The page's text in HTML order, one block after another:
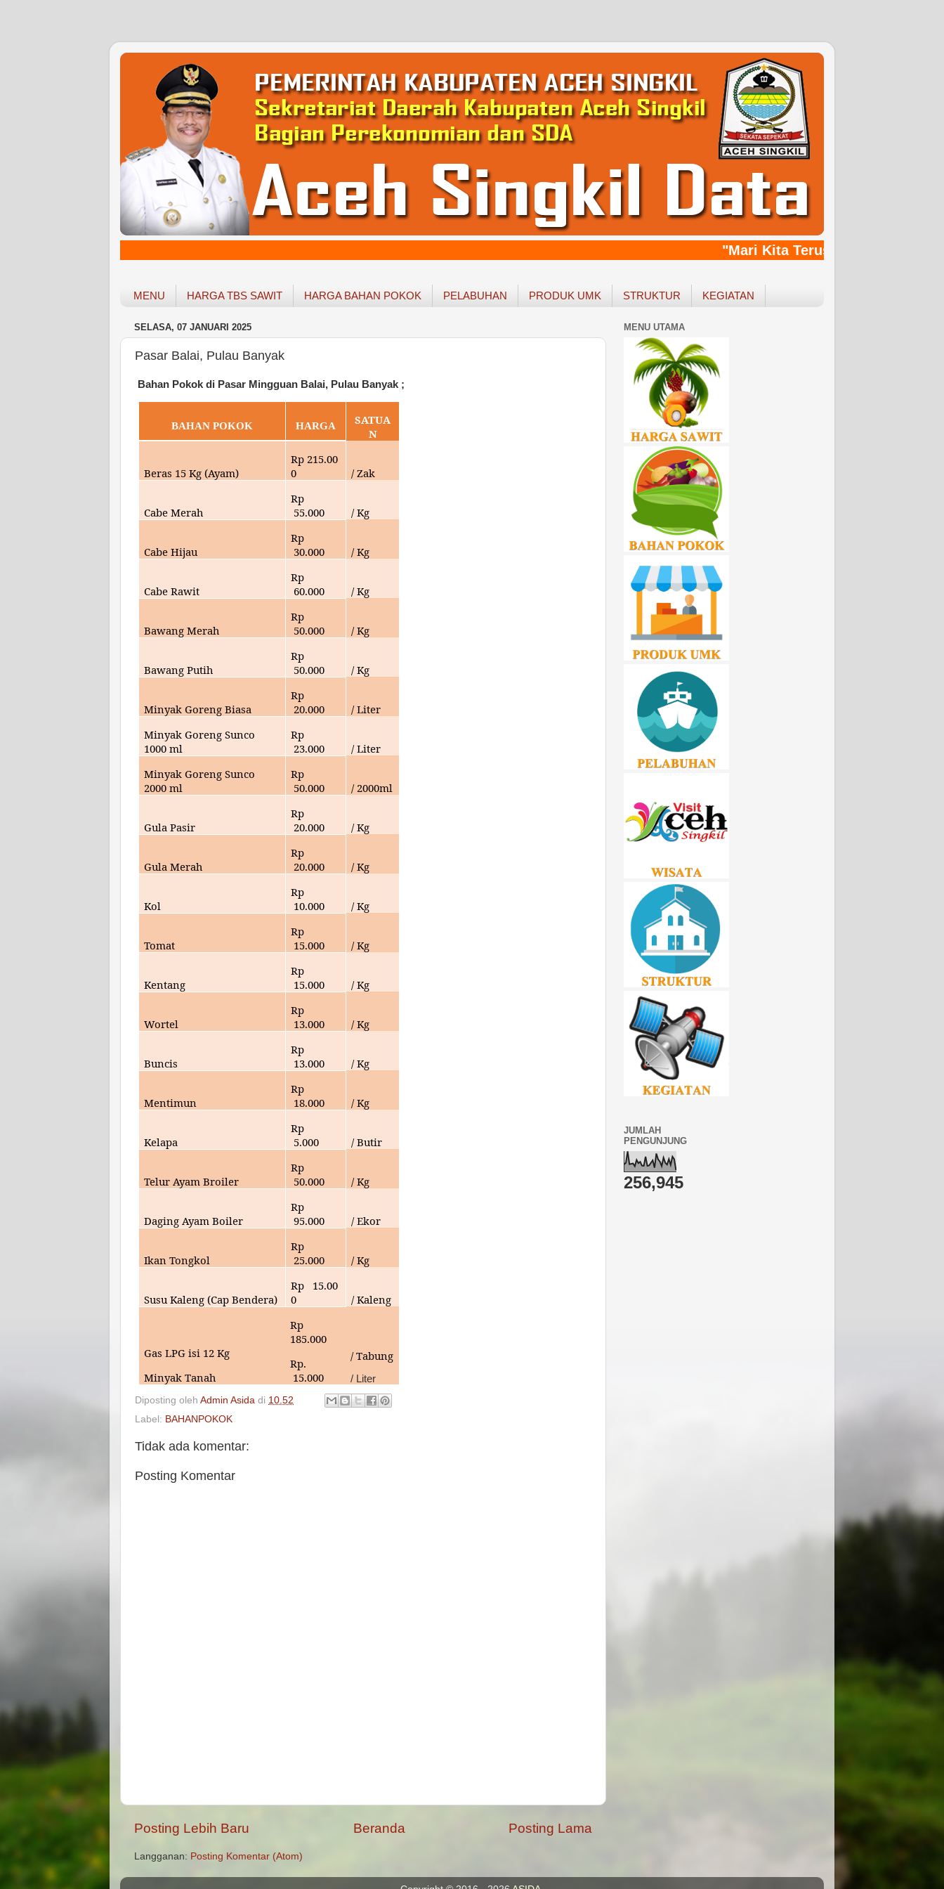
"Mari Kita Terus Bersinergy,
MENU HARGA TBS SAWIT HARGA BAHAN POKOK PELABUHAN PRODUK UMK STRUKTUR KEGIATAN
SELASA, 07 JANUARI 2025
Pasar Balai, Pulau Banyak
Bahan Pokok di Pasar Mingguan Balai, Pulau Banyak ;
BAHAN POKOK HARGA
SATUA
N
Beras 15 Kg (Ayam)
Rp 215.00
0
/ Zak
Cabe Merah
Rp
55.000 / Kg
Cabe Hijau
Rp
30.000
/ Kg
Cabe Rawit
Rp
60.000 / Kg
Bawang Merah
Rp
50.000 / Kg
Bawang Putih
Rp
50.000 / Kg
Minyak Goreng Biasa
Rp
20.000
/ Liter
Minyak Goreng Sunco
1000 ml
Rp
23.000
/ Liter
Minyak Goreng Sunco
2000 ml
Rp
50.000 / 2000ml
Gula Pasir
Rp
20.000 / Kg
Gula Merah
Rp
20.000 / Kg
Kol
Rp
10.000 / Kg
Tomat
Rp
15.000 / Kg
Kentang
Rp
15.000 / Kg
Wortel
Rp
13.000 / Kg
Buncis
Rp
13.000 / Kg
Mentimun
Rp
18.000 / Kg
Kelapa
Rp
5.000 / Butir
Telur Ayam Broiler
Rp
50.000 / Kg
Daging Ayam Boiler
Rp
95.000 / Ekor
Ikan Tongkol
Rp
25.000 / Kg
Susu Kaleng (Cap Bendera)
Rp
15.00
0
/ Kaleng
Gas LPG isi 12 Kg
Minyak Tanah
Rp
185.000
Rp.
15.000
/ Tabung
/ Liter
Diposting oleh Admin Asida di 10.52
Label: BAHANPOKOK
Tidak ada komentar:
Posting Komentar
Posting Lebih Baru Posting Lama
Beranda
Langganan: Posting Komentar (Atom)
MENU UTAMA
JUMLAH
PENGUNJUNG
256,945